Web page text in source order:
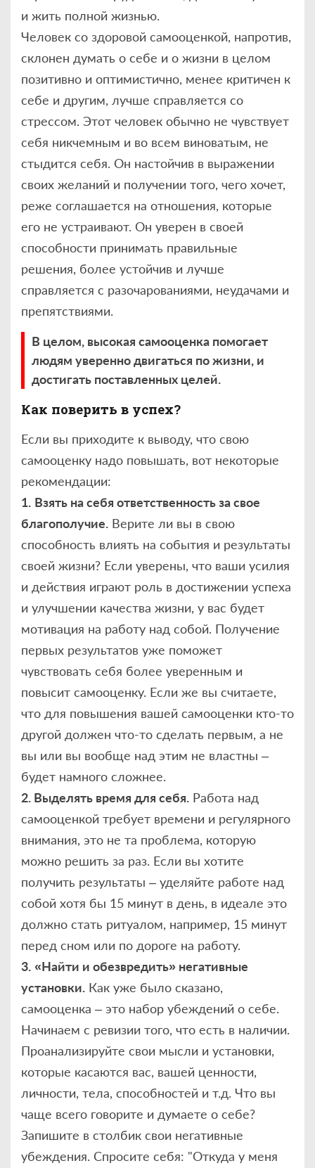
и жить полной жизнью.
Человек со здоровой самооценкой, напротив,
склонен думать о себе и о жизни в целом
позитивно и оптимистично, менее критичен к
себе и другим, лучше справляется со
стрессом. Этот человек обычно не чувствует
себя никчемным и во всем виноватым, не
стыдится себя. Он настойчив в выражении
своих желаний и получении того, чего хочет,
реже соглашается на отношения, которые
его не устраивают. Он уверен в своей
способности принимать правильные
решения, более устойчив и лучше
справляется с разочарованиями, неудачами и
препятствиями.
В целом, высокая самооценка помогает
людям уверенно двигаться по жизни, и
достигать поставленных целей.
Как поверить в успех?
Если вы приходите к выводу, что свою
самооценку надо повышать, вот некоторые
рекомендации:
1. Взять на себя ответственность за свое
благополучие. Верите ли вы в свою
способность влиять на события и результаты
своей жизни? Если уверены, что ваши усилия
и действия играют роль в достижении успеха
и улучшении качества жизни, у вас будет
мотивация на работу над собой. Получение
первых результатов уже поможет
чувствовать себя более уверенным и
повысит самооценку. Если же вы считаете,
что для повышения вашей самооценки кто-то
другой должен что-то сделать первым, а не
вы или вы вообще над этим не властны –
будет намного сложнее.
2. Выделять время для себя. Работа над
самооценкой требует времени и регулярного
внимания, это не та проблема, которую
можно решить за раз. Если вы хотите
получить результаты – уделяйте работе над
собой хотя бы 15 минут в день, в идеале это
должно стать ритуалом, например, 15 минут
перед сном или по дороге на работу.
3. «Найти и обезвредить» негативные
установки. Как уже было сказано,
самооценка – это набор убеждений о себе.
Начинаем с ревизии того, что есть в наличии.
Проанализируйте свои мысли и установки,
которые касаются вас, вашей ценности,
личности, тела, способностей и т.д. Что вы
чаще всего говорите и думаете о себе?
Запишите в столбик свои негативные
убеждения. Спросите себя: "Откуда у меня